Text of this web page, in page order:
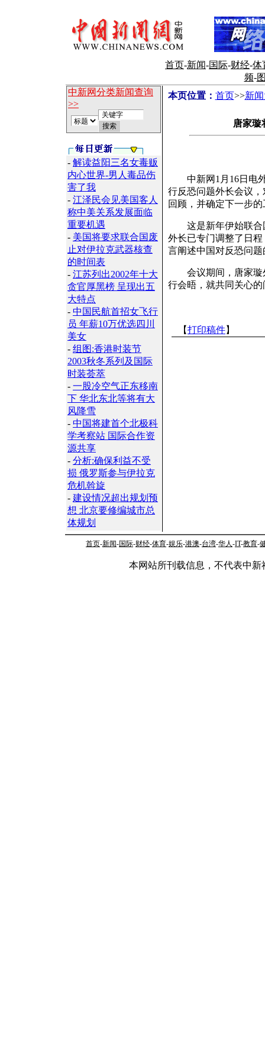
首页-新闻-国际-财经-体
频-
中新网分类新闻查询
>>
- 解读益阳三名女毒贩
内心世界-男人毒品伤
害了我
- 江泽民会见美国客人
称中美关系发展面临
重要机遇
- 美国将要求联合国废
止对伊拉克武器核查
的时间表
- 江苏列出2002年十大
贪官厚黑榜 呈现出五
大特点
- 中国民航首招女飞行
员 年薪10万优选四川
美女
- 组图:香港时装节
2003秋冬系列及国际
时装荟萃
- 一股冷空气正东移南
下 华北东北等将有大
风降雪
- 中国将建首个北极科
学考察站 国际合作资
源共享
- 分析:确保利益不受
损 俄罗斯参与伊拉克
危机斡旋
- 建设情况超出规划预
想 北京要修编城市总
体规划
本页位置： 首页>>新
唐家璇
中新网1月16日电外
行反恐问题外长会议，
回顾，并确定下一步
这是新年伊始联合
外长已专门调整了日
言阐述中国对反恐问
会议期间，唐家璇
行会晤，就共同关心
【打印稿件】
首页-新闻-国际-财经-体育-娱乐-港澳-台湾-华人-IT-教育-
本网站所刊载信息，不代表中